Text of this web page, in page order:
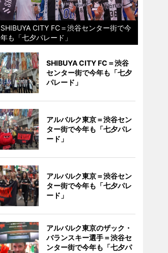
SHIBUYA CITY FC＝渋谷センター街で今
年も「七夕パレード」
SHIBUYA CITY FC＝渋谷
センター街で今年も「七夕
パレード」
アルバルク東京＝渋谷セン
ター街で今年も「七夕パレ
ード」
アルバルク東京＝渋谷セン
ター街で今年も「七夕パレ
ード」
アルバルク東京のザック・
バランスキー選手＝渋谷セ
ンター街で今年も「七夕パ